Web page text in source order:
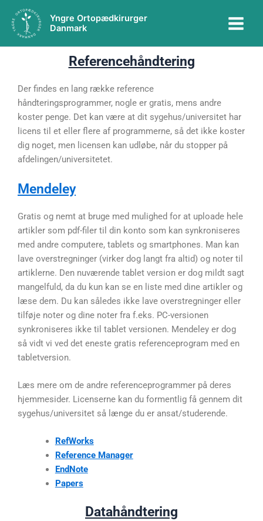
indholdet
Yngre Ortopædkirurger
Danmark
Menu
Referencehåndtering
Der findes en lang række reference
håndteringsprogrammer, nogle er gratis, mens andre
koster penge. Det kan være at dit sygehus/universitet har
licens til et eller flere af programmerne, så det ikke koster
dig noget, men licensen kan udløbe, når du stopper på
afdelingen/universitetet.
Mendeley
Gratis og nemt at bruge med mulighed for at uploade hele
artikler som pdf-filer til din konto som kan synkroniseres
med andre computere, tablets og smartphones. Man kan
lave overstregninger (virker dog langt fra altid) og noter til
artiklerne. Den nuværende tablet version er dog mildt sagt
mangelfuld, da du kun kan se en liste med dine artikler og
læse dem. Du kan således ikke lave overstregninger eller
tilføje noter og dine noter fra f.eks. PC-versionen
synkroniseres ikke til tablet versionen. Mendeley er dog
så vidt vi ved det eneste gratis referenceprogram med en
tabletversion.
Læs mere om de andre referenceprogrammer på deres
hjemmesider. Licenserne kan du formentlig få gennem dit
sygehus/universitet så længe du er ansat/studerende.
RefWorks
Reference Manager
EndNote
Papers
Datahåndtering